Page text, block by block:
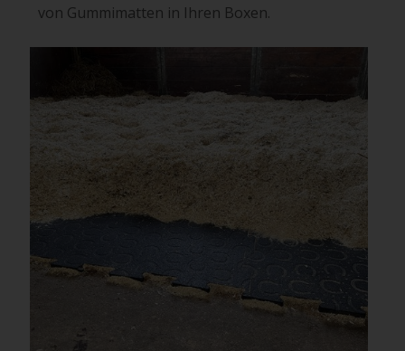
von Gummimatten in Ihren Boxen.